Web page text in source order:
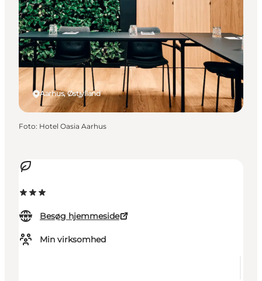
Besøg hjemmeside
Min virksomhed
Aarhus, Østjylland
Foto: Hotel Oasia Aarhus